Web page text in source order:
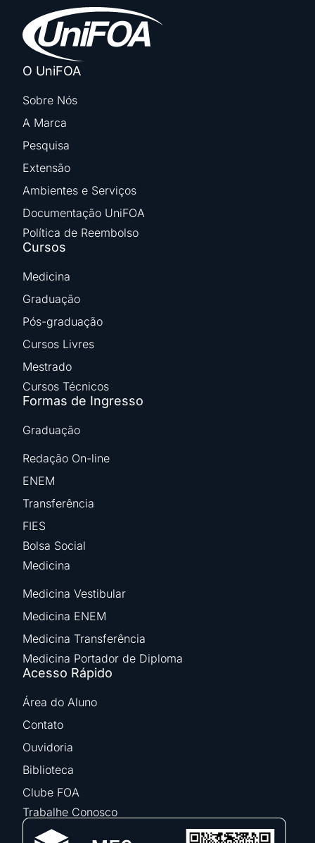
O UniFOA
Sobre Nós
A Marca
Pesquisa
Extensão
Ambientes e Serviços
Documentação UniFOA
Política de Reembolso
Cursos
Medicina
Graduação
Pós-graduação
Cursos Livres
Mestrado
Cursos Técnicos
Formas de Ingresso
Graduação
Redação On-line
ENEM
Transferência
FIES
Bolsa Social
Medicina
Medicina Vestibular
Medicina ENEM
Medicina Transferência
Medicina Portador de Diploma
Acesso Rápido
Área do Aluno
Contato
Ouvidoria
Biblioteca
Clube FOA
Trabalhe Conosco